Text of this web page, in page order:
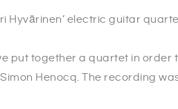
Hyvärinen’ electric guitar
put together a quartet in order
Henocq. The recording